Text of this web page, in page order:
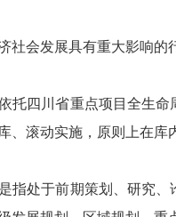
社会发展具有重大影响的
四川省重点项目全生命
、滚动实施，原则上在库
指处于前期策划、研究